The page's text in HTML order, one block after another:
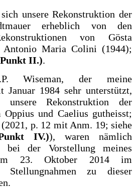
unsere Rekonstruktion der
erheblich von den
von Gösta
Antonio Maria Colini (1944);
Punkt II.).
Wiseman, der meine
Januar 1984 sehr unterstützt,
Rekonstruktion der
Oppius und Caelius gutheisst;
p. 12 mit Anm. 19; siehe
IV.)), waren nämlich
bei der Vorstellung meines
23. Oktober 2014 im
Stellungnahmen zu dieser